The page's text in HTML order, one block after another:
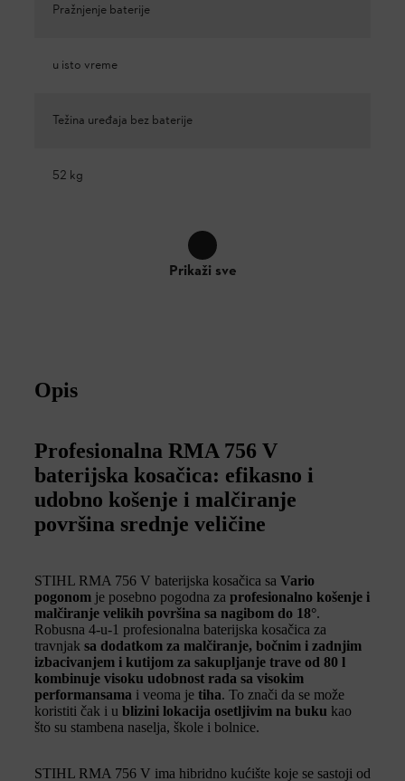
Pražnjenje baterije
u isto vreme
Težina uređaja bez baterije
52 kg
Prikaži sve
Opis
Profesionalna RMA 756 V
baterijska kosačica: efikasno i
udobno košenje i malčiranje
površina srednje veličine
STIHL RMA 756 V baterijska kosačica sa Vario
pogonom je posebno pogodna za profesionalno košenje i
malčiranje velikih površina sa nagibom do 18°.
Robusna 4-u-1 profesionalna baterijska kosačica za
travnjak sa dodatkom za malčiranje, bočnim i zadnjim
izbacivanjem i kutijom za sakupljanje trave od 80 l
kombinuje visoku udobnost rada sa visokim
performansama i veoma je tiha. To znači da se može
koristiti čak i u blizini lokacija osetljivim na buku kao
što su stambena naselja, škole i bolnice.
STIHL RMA 756 V ima hibridno kućište koje se sastoji od